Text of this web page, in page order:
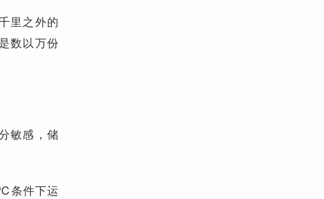
里之外的
数以万份
敏感，储
条件下运